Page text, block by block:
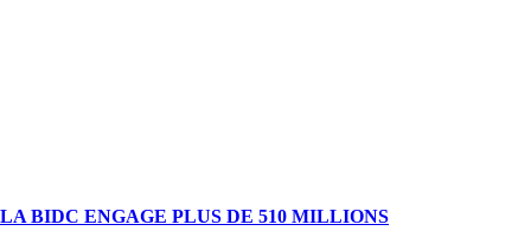
LA BIDC ENGAGE PLUS DE 510 MILLIONS